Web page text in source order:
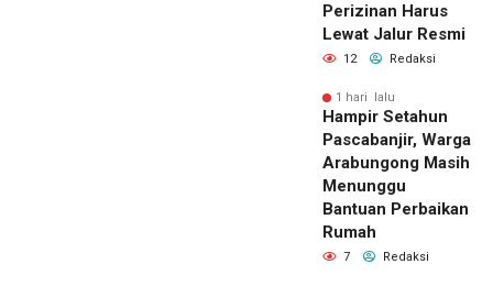
Perizinan Harus
Lewat Jalur Resmi
12 Redaksi
1 hari lalu
Hampir Setahun
Pascabanjir, Warga
Arabungong Masih
Menunggu
Bantuan Perbaikan
Rumah
7 Redaksi